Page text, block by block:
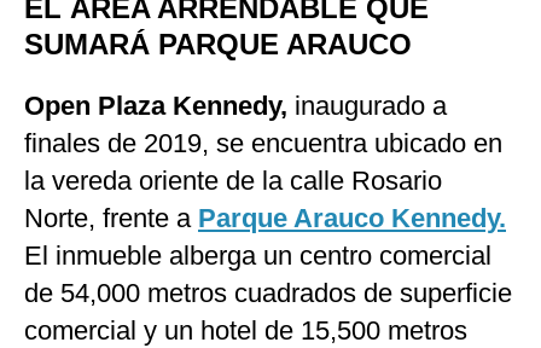
EL ÁREA ARRENDABLE QUE
SUMARÁ PARQUE ARAUCO
Open Plaza Kennedy, inaugurado a
finales de 2019, se encuentra ubicado en
la vereda oriente de la calle Rosario
Norte, frente a Parque Arauco Kennedy.
El inmueble alberga un centro comercial
de 54,000 metros cuadrados de superficie
comercial y un hotel de 15,500 metros